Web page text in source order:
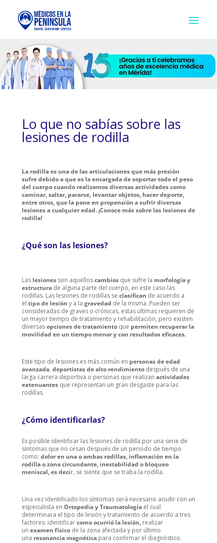
Lo que no sabías sobre las
lesiones de rodilla
La rodilla es una de las articulaciones que más presión
sufre debido a que es la encargada de soportar todo el peso
del cuerpo cuando realizamos diversas actividades como
caminar, saltar, pararse, levantar objetos, hacer deporte,
entre otros, que la pone en propensión a sufrir diversas
lesiones a cualquier edad. ¡Conoce más sobre las lesiones de
rodilla!
¿Qué son las lesiones?
Las lesionesson aquelloscambiosque sufre la morfología y
estructurade alguna parte del cuerpo, en este caso las
rodillas. Las lesiones de rodillas se clasifican de acuerdo a
el tipo de lesión y a la gravedad de la misma. Pueden ser
consideradas de graves o crónicas, estas ultimas requieren de
un mayor tiempo de tratamiento y rehabilitación, pero existen
diversasopciones de tratamiento que permiten recuperar la
movilidad en un tiempo menor y con resultados eficaces.
Este tipo de lesiones es más común en personas de edad
avanzada, deportistas de alto rendimientodespués de una
larga carrera deportiva o personas que realizan actividades
extenuantes que representan un gran desgaste para las
rodillas.
¿Cómo identificarlas?
Es posible identificar las lesiones de rodilla por una serie de
síntomas que no cesan después de un periodo de tiempo
como: dolor en una o ambas rodillas, inflamación en la
rodilla o zona circundante, inestabilidad o bloqueo
meniscal, es decir, se siente que se traba la rodilla.
Una vez identificado los síntomas será necesario acudir con un
especialista en Ortopedia y Traumatologíael cual
determinara el tipo de lesión y tratamiento de acuerdo a tres
factores: identificarcomo ocurrió la lesión,realizar
un examen físico de la zona afectada y por último
una resonancia magnética para confirmar el diagnóstico.